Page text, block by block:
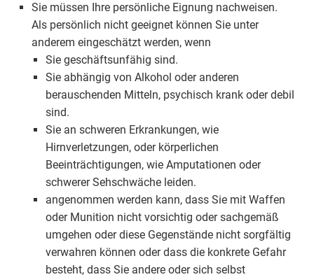
Sie müssen Ihre persönliche Eignung nachweisen.
Als persönlich nicht geeignet können Sie unter
anderem eingeschätzt werden, wenn
Sie geschäftsunfähig sind.
Sie abhängig von Alkohol oder anderen
berauschenden Mitteln, psychisch krank oder debil
sind.
Sie an schweren Erkrankungen, wie
Hirnverletzungen, oder körperlichen
Beeinträchtigungen, wie Amputationen oder
schwerer Sehschwäche leiden.
angenommen werden kann, dass Sie mit Waffen
oder Munition nicht vorsichtig oder sachgemäß
umgehen oder diese Gegenstände nicht sorgfältig
verwahren können oder dass die konkrete Gefahr
besteht, dass Sie andere oder sich selbst